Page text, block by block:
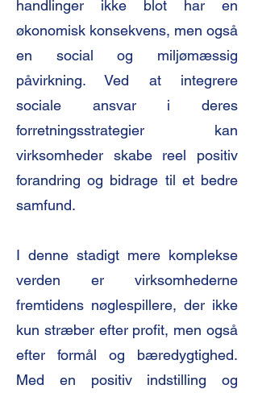
handlinger ikke blot har en
økonomisk konsekvens, men også
en social og miljømæssig
påvirkning. Ved at integrere
sociale ansvar i deres
forretningsstrategier kan
virksomheder skabe reel positiv
forandring og bidrage til et bedre
samfund.
I denne stadigt mere komplekse
verden er virksomhederne
fremtidens nøglespillere, der ikke
kun stræber efter profit, men også
efter formål og bæredygtighed.
Med en positiv indstilling og